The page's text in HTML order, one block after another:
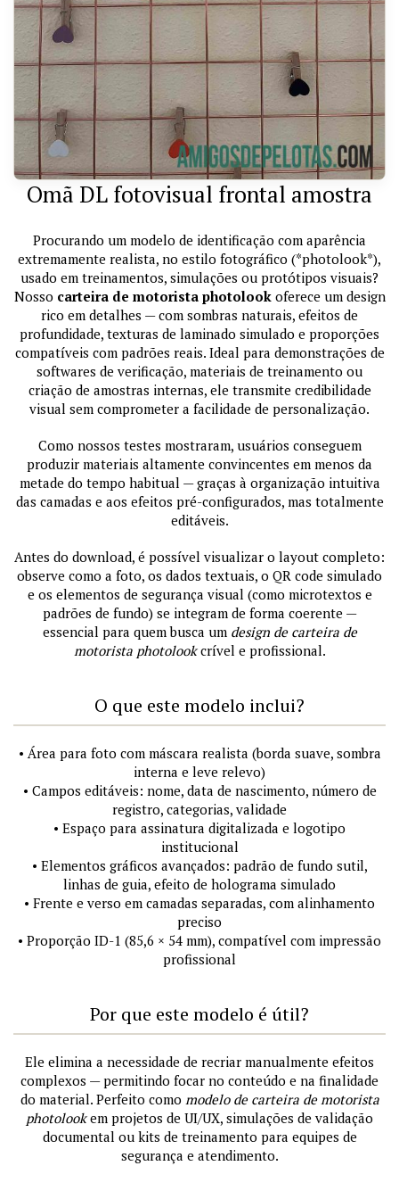
Omã DL fotovisual frontal amostra
Procurando um modelo de identificação com aparência
extremamente realista, no estilo fotográfico (*photolook*),
usado em treinamentos, simulações ou protótipos visuais?
Nosso carteira de motorista photolookoferece um design
rico em detalhes — com sombras naturais, efeitos de
profundidade, texturas de laminado simulado e proporções
compatíveis com padrões reais. Ideal para demonstrações de
softwares de verificação, materiais de treinamento ou
criação de amostras internas, ele transmite credibilidade
visual sem comprometer a facilidade de personalização.
Como nossos testes mostraram, usuários conseguem
produzir materiais altamente convincentes em menos da
metade do tempo habitual — graças à organização intuitiva
das camadas e aos efeitos pré-configurados, mas totalmente
editáveis.
Antes do download, é possível visualizar o layout completo:
observe como a foto, os dados textuais, o QR code simulado
e os elementos de segurança visual (como microtextos e
padrões de fundo) se integram de forma coerente —
essencial para quem busca um design de carteira de
motorista photolookcrível e profissional.
O que este modelo inclui?
• Área para foto com máscara realista (borda suave, sombra
interna e leve relevo)
• Campos editáveis: nome, data de nascimento, número de
registro, categorias, validade
• Espaço para assinatura digitalizada e logotipo
institucional
• Elementos gráficos avançados: padrão de fundo sutil,
linhas de guia, efeito de holograma simulado
• Frente e verso em camadas separadas, com alinhamento
preciso
• Proporção ID-1 (85,6 × 54 mm), compatível com impressão
profissional
Por que este modelo é útil?
Ele elimina a necessidade de recriar manualmente efeitos
complexos — permitindo focar no conteúdo e na finalidade
do material. Perfeito como modelo de carteira de motorista
photolookem projetos de UI/UX, simulações de validação
documental ou kits de treinamento para equipes de
segurança e atendimento.